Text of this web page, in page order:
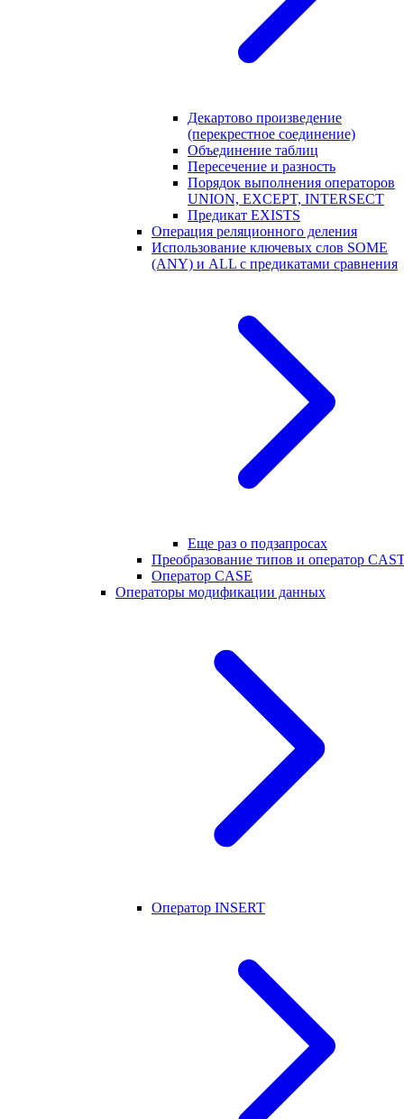
Декартово произведение
(перекрестное соединение)
Объединение таблиц
Пересечение и разность
Порядок выполнения операторов
UNION, EXCEPT, INTERSECT
Предикат EXISTS
Операция реляционного деления
Использование ключевых слов SOME
(ANY) и ALL с предикатами сравнения
Еще раз о подзапросах
Преобразование типов и оператор
Оператор CASE
Операторы модификации данных
Оператор INSERT